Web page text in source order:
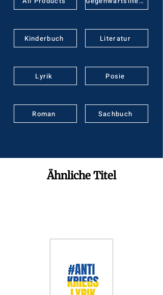
Kinderbuch
Lyrik
Roman
Literatur
Posie
Sachbuch
Ähnliche Titel